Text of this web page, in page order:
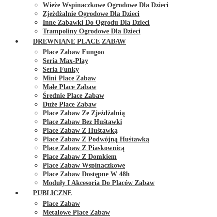
Wieże Wspinaczkowe Ogrodowe Dla Dzieci
Zjeżdżalnie Ogrodowe Dla Dzieci
Inne Zabawki Do Ogrodu Dla Dzieci
Trampoliny Ogrodowe Dla Dzieci
DREWNIANE PLACE ZABAW
Place Zabaw Fungoo
Seria Max-Play
Seria Funky
Mini Place Zabaw
Małe Place Zabaw
Średnie Place Zabaw
Duże Place Zabaw
Place Zabaw Ze Zjeżdżalnią
Place Zabaw Bez Huśtawki
Place Zabaw Z Huśtawką
Place Zabaw Z Podwójną Huśtawką
Place Zabaw Z Piaskownicą
Place Zabaw Z Domkiem
Place Zabaw Wspinaczkowe
Place Zabaw Dostępne W 48h
Moduły I Akcesoria Do Placów Zabaw
PUBLICZNE
Place Zabaw
Metalowe Place Zabaw